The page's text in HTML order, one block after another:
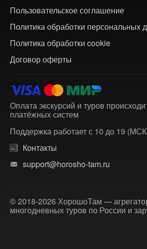
Пользовательское соглашение
Политика обработки персональных
Политика обработки cookie
Договор оферты
Оплата экскурсий и туров
платёжных систем
Поддержка работает с 10 до 19
Контакты
support@horosho-tam.ru
© 2018-2026 ХорошоТам —
многодневных туров по России и